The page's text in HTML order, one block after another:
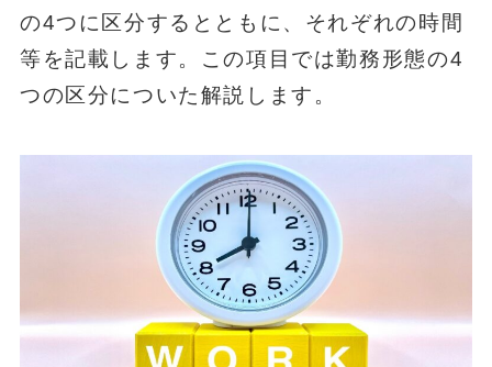
の4つに区分するとともに、それぞれの時間
等を記載します。この項目では勤務形態の4
つの区分についた解説します。